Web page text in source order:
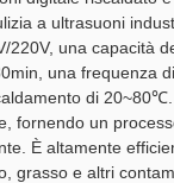
a ultrasuoni
220V, una capacità
una frequenza
di
fornendo un
È altamente
grasso e altri